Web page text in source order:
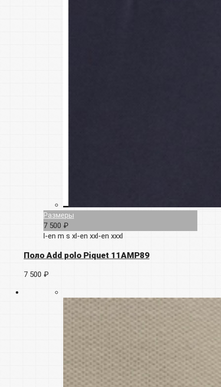
Размеры
7 500 ₽
l-en m s xl-en xxl-en xxxl
Поло Add polo Piquet 11AMP89
7 500 ₽